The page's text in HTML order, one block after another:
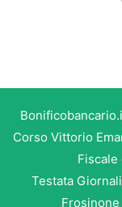
Corso Vittorio
Fiscale
Testata